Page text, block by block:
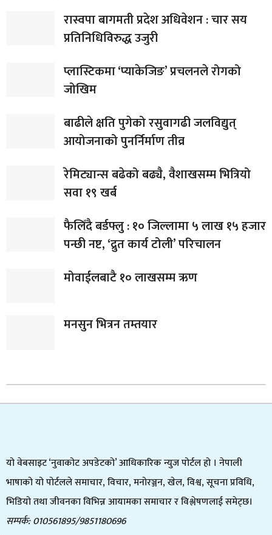
रास्वपा बागमती प्रदेश अधिवेशन : चार सय
प्रतिनिधिविरुद्ध उजुरी
प्लास्टिकमा ‘प्याकेजिङ’ प्रचलनले रोगको
जोखिम
बाढीले क्षति पुगेको रसुवागढी जलविद्युत्
आयोजनाको पुनर्निर्माण तीव्र
रेमिट्यान्स बढेको बढ्यै, वैशाखसम्म भित्रियो
सवा १९ खर्ब
फैलिँदै बर्डफ्लु : १० जिल्लामा ५ लाख १५ हजार
पन्छी नष्ट, ‘द्रुत कार्य टोली’ परिचालन
मोवाईलबाटै १० लाखसम्म ऋण
मनसुन भित्रन तम्तयार
यो वेबसाइट ‘नुवाकोट अपडेटको’ आधिकारिक न्युज पोर्टल हो । नेपाली
भाषाको यो पोर्टलले समाचार, विचार, मनोरञ्जन, खेल, विश्व, सूचना प्रविधि,
भिडियो तथा जीवनका विभिन्न आयामका समाचार र विश्लेषणलाई समेट्छ।
सम्पर्क: 010561895/9851180696